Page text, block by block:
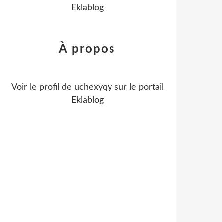
Eklablog
À propos
Voir le profil de uchexyqysur le portail
Eklablog